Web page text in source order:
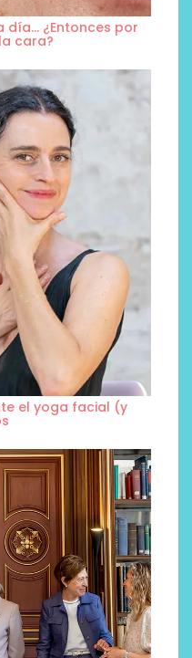
¿Entonces por
cara?
el yoga facial (y